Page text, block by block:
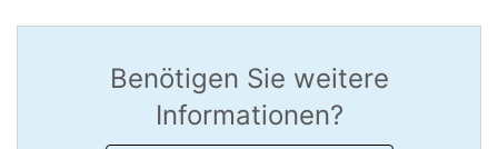
Benötigen Sie weitere
Informationen?